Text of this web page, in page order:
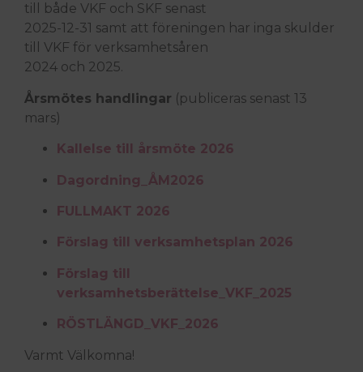
till både VKF och SKF senast
2025-12-31 samt att föreningen har inga skulder
till VKF för verksamhetsåren
2024 och 2025.
Årsmötes handlingar (publiceras senast 13
mars)
Kallelse till årsmöte 2026
Dagordning_ÅM2026
FULLMAKT 2026
Förslag till verksamhetsplan 2026
Förslag till
verksamhetsberättelse_VKF_2025
RÖSTLÄNGD_VKF_2026
Varmt Välkomna!